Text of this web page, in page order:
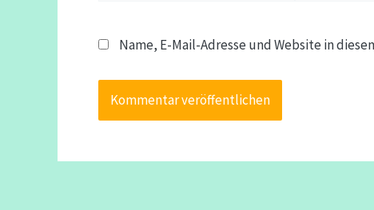
Name, E-Mail-Adresse und Website in